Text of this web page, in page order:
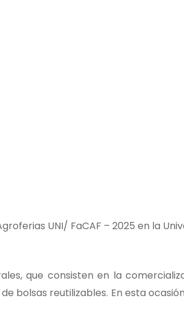
UNI/ FaCAF – 2025 en la
que consisten en la
bolsas reutilizables. En esta